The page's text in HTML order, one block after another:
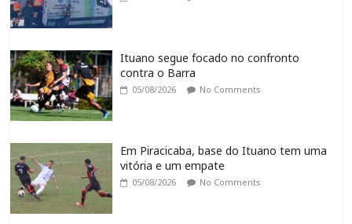
Ituano segue focado no confronto
contra o Barra
05/08/2026 No Comments
Em Piracicaba, base do Ituano tem uma
vitória e um empate
05/08/2026 No Comments